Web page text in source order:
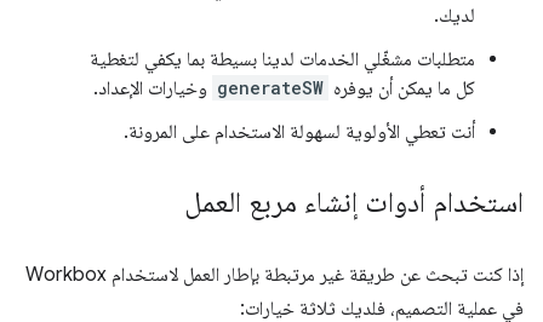
لديك.
متطلبات مشغّلي الخدمات لدينا بسيطة بما يكفي لتغطية
كل ما يمكن أن يوفره generateSW وخيارات الإعداد.
أنت تعطي الأولوية لسهولة الاستخدام على المرونة.
استخدام أدوات إنشاء مربع العمل
إذا كنت تبحث عن طريقة غير مرتبطة بإطار العمل لاستخدام Workbox
في عملية التصميم، فلديك ثلاثة خيارات: